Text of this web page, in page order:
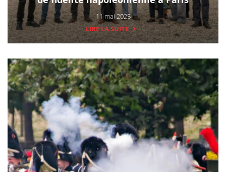
11 mai 2025
LIRE LA SUITE